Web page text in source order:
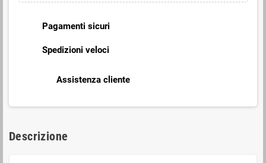
Pagamenti sicuri
Spedizioni veloci
Assistenza cliente
Descrizione